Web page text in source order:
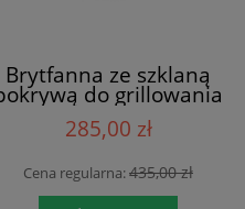
Brytfanna ze szklaną
do grillowania
ROUX 7L+3L LT1310
Lamart
285,00 zł
Cena regularna:435,00 zł